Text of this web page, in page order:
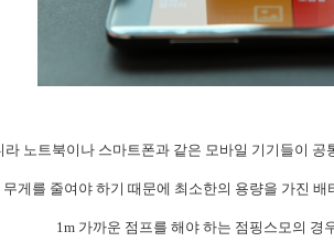
라 노트북이나 스마트폰과 같은 모바일 기기들이 공
무게를 줄여야 하기 때문에 최소한의 용량을 가진 배
1m 가까운 점프를 해야 하는 점핑스모의 경